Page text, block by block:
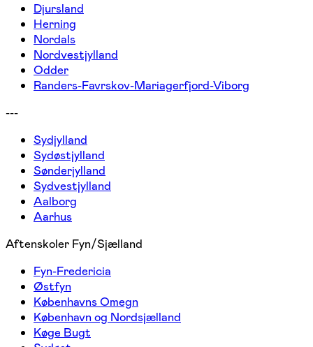
Djursland
Herning
Nordals
Nordvestjylland
Odder
Randers-Favrskov-Mariagerfjord-Viborg
---
Sydjylland
Sydøstjylland
Sønderjylland
Sydvestjylland
Aalborg
Aarhus
Aftenskoler Fyn/Sjælland
Fyn-Fredericia
Østfyn
Københavns Omegn
København og Nordsjælland
Køge Bugt